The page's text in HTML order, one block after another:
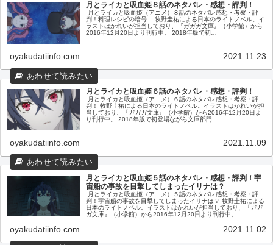
月とライカと吸血姫８話のネタバレ・感想・評判！
月とライカと吸血姫（アニメ）８話のネタバレ感想・考察・評
判！料理レシピの暗号… 牧野圭祐による日本のライトノベル。イ
ラストはかれいが担当しており、『ガガガ文庫』（小学館）から
2016年12月20日より刊行中。 2018年版で初…
oyakudatiinfo.com 2021.11.23
月とライカと吸血姫６話のネタバレ・感想・評判！
月とライカと吸血姫（アニメ）６話のネタバレ感想・考察・評
判！ 牧野圭祐による日本のライトノベル。イラストはかれいが担
当しており、『ガガガ文庫』（小学館）から2016年12月20日よ
り刊行中。 2018年版で初登場ながら文庫部門…
oyakudatiinfo.com 2021.11.09
月とライカと吸血姫５話のネタバレ・感想・評判！宇
宙船の事故を目撃してしまったイリナは？
月とライカと吸血姫（アニメ）５話のネタバレ感想・考察・評
判！宇宙船の事故を目撃してしまったイリナは？ 牧野圭祐による
日本のライトノベル。イラストはかれいが担当しており、『ガガ
ガ文庫』（小学館）から2016年12月20日より刊行中。 …
oyakudatiinfo.com 2021.11.02